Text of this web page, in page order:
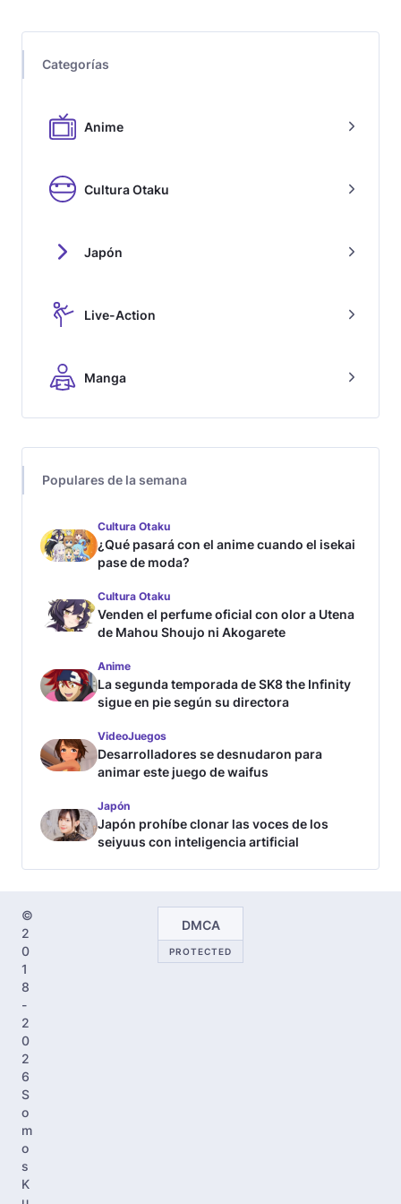
Categorías
Anime
Cultura Otaku
Japón
Live-Action
Manga
Populares de la semana
Cultura Otaku
¿Qué pasará con el anime cuando el isekai
pase de moda?
Cultura Otaku
Venden el perfume oficial con olor a Utena
de Mahou Shoujo ni Akogarete
Anime
La segunda temporada de SK8 the Infinity
sigue en pie según su directora
VideoJuegos
Desarrolladores se desnudaron para
animar este juego de waifus
Japón
Japón prohíbe clonar las voces de los
seiyuus con inteligencia artificial
©
2
0
1
8
-
2
0
2
6
S
o
m
o
s
K
DMCA
PROTECTED